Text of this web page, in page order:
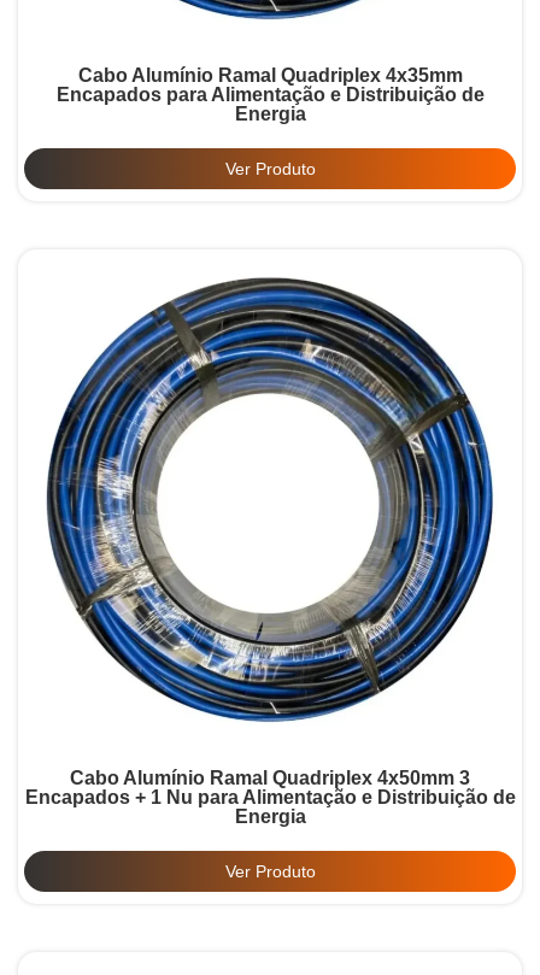
Cabo Alumínio Ramal Quadriplex 4x35mm
Encapados para Alimentação e Distribuição de
Energia
Ver Produto
Cabo Alumínio Ramal Quadriplex 4x50mm 3
Encapados + 1 Nu para Alimentação e Distribuição de
Energia
Ver Produto